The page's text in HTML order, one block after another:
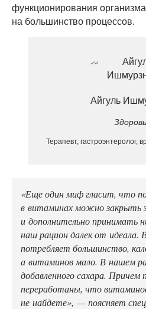
функционирования
на большинство процессов.
Айгуль
Терапевт, гастроэнтеролог,
«Еще один миф гласит, что
в витаминах можно закрыть
и дополнительно принимать
наш рацион далек от идеала.
потребляет большинство,
а витаминов мало. В нашем
добавленного сахара.
переработаны, что
не найдете», — поясняет